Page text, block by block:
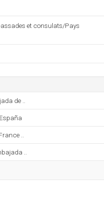
et consulats/Pays
de ..
..
..